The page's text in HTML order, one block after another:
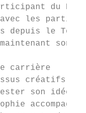
du
les
depuis le Tour
son
carrière
créatifs et
son idée
accompagne